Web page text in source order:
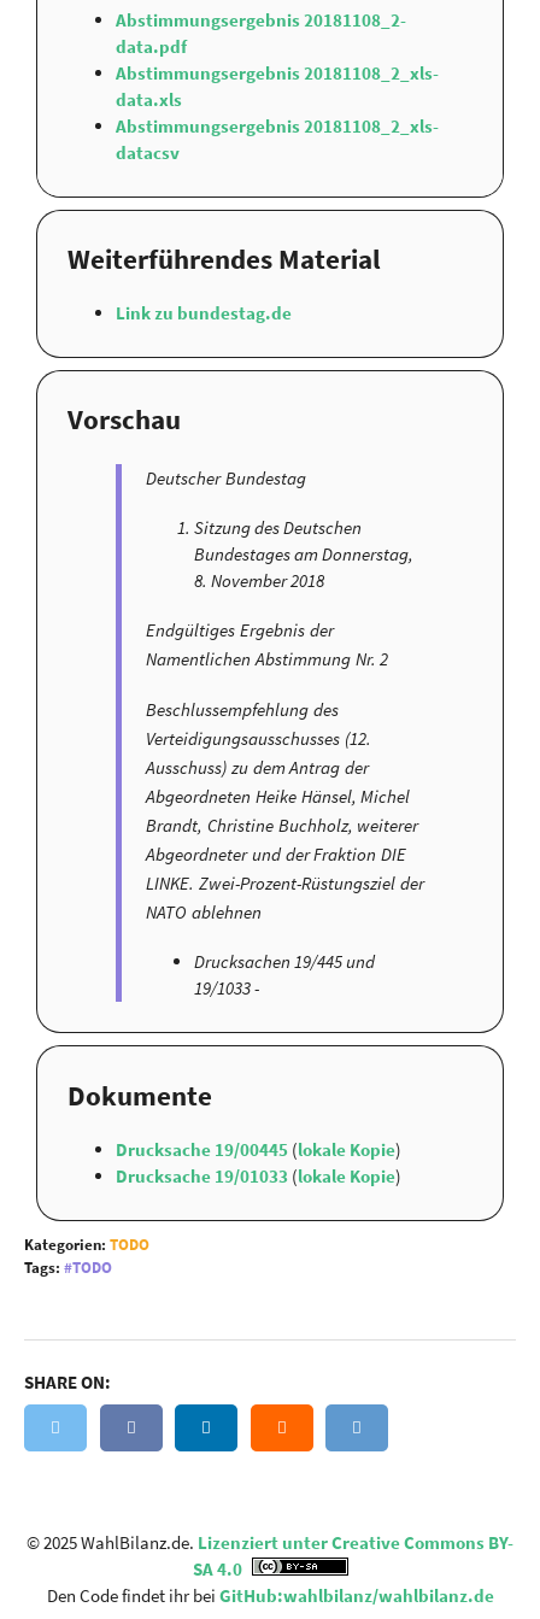
Abstimmungsergebnis 20181108_2-
data.pdf
Abstimmungsergebnis 20181108_2_xls-
data.xls
Abstimmungsergebnis 20181108_2_xls-
datacsv
Weiterführendes Material
Link zu bundestag.de
Vorschau
Deutscher Bundestag
Sitzung des Deutschen
Bundestages am Donnerstag,
8. November 2018
Endgültiges Ergebnis der
Namentlichen Abstimmung Nr. 2
Beschlussempfehlung des
Verteidigungsausschusses (12.
Ausschuss) zu dem Antrag der
Abgeordneten Heike Hänsel, Michel
Brandt, Christine Buchholz, weiterer
Abgeordneter und der Fraktion DIE
LINKE. Zwei-Prozent-Rüstungsziel der
NATO ablehnen
Drucksachen 19/445 und
19/1033 -
Dokumente
Drucksache 19/00445 (lokale Kopie)
Drucksache 19/01033 (lokale Kopie)
Kategorien: TODO
Tags:
TODO
SHARE ON:
© 2025 WahlBilanz.de. Lizenziert unter Creative Commons BY-
SA 4.0
Den Code findet ihr bei GitHub:wahlbilanz/wahlbilanz.de